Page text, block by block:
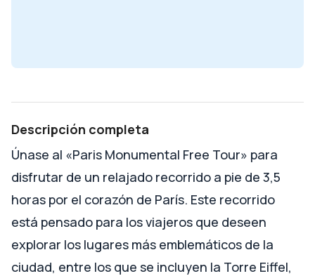
Descripción completa
Únase al «Paris Monumental Free Tour» para
disfrutar de un relajado recorrido a pie de 3,5
horas por el corazón de París. Este recorrido
está pensado para los viajeros que deseen
explorar los lugares más emblemáticos de la
ciudad, entre los que se incluyen la Torre Eiffel,